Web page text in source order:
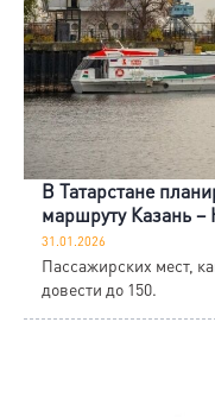
В Татарстане
маршруту Казань
31.01.2026
Пассажирских мест,
довести до 150.